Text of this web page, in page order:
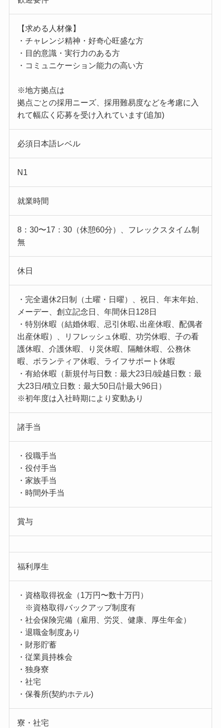
【求める人材像】
・チャレンジ精神・好奇心旺盛な方
・目的意識・実行力のある方
・コミュニケーション能力の高い方
※地方拠点は
拠点ごとの採用ニーズ、採用難易度などを考慮に入
れて幅広く応募を受け入れています(追加)
必須日本語レベル
N1
就業時間
8：30〜17：30（休憩60分）、フレックスタイム制
無
休日
・完全週休2日制（土曜・日曜）、祝日、年末年始、
メーデー、創立記念日、年間休日128日
・特別休暇（結婚休暇、忌引休暇､出産休暇、配偶者
出産休暇）、リフレッシュ休暇、功労休暇、子の看
護休暇、介護休暇、り災休暇、隔離休暇、公務休
暇、ボランティア休暇、ライフサポート休暇
・有給休暇（新規付与日数：最大23日/繰越日数：最
大23日/積立日数：最大50日/計最大96日）
※初年度は入社時期により変動あり
諸手当
・役職手当
・役付手当
・家族手当
・時間外手当
賞与
福利厚生
・資格取得祝金（1万円〜数十万円）
※資格取得バックアップ制度有
・社会保険完備（雇用、労災、健康、厚生年金）
・退職金制度あり
・財形貯蓄
・従業員持株会
・独身寮
・社宅
・保養所(契約ホテル)
寮・社宅